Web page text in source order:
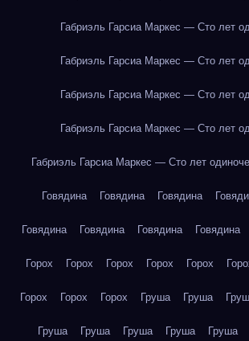
Габриэль Гарсиа Маркес — Сто лет
Габриэль Гарсиа Маркес — Сто лет
Габриэль Гарсиа Маркес — Сто лет
Габриэль Гарсиа Маркес — Сто лет
Габриэль Гарсиа Маркес — Сто лет
Говядина Говядина Говядина
Говядина Говядина Говядина Говядина
Горох Горох Горох Горох Горох
Горох Горох Горох Груша Груша
Груша Груша Груша Груша Груша